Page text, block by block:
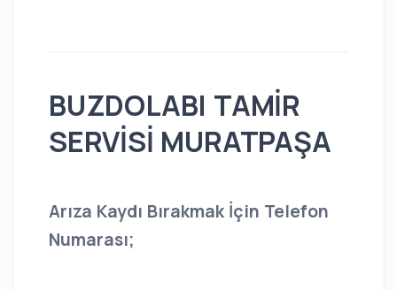
BUZDOLABI TAMİR
SERVİSİ MURATPAŞA
Arıza Kaydı Bırakmak İçin Telefon
Numarası;